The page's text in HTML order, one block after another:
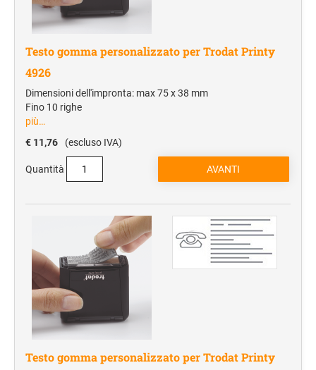
Testo gomma personalizzato per Trodat Printy
4926
Dimensioni dell'impronta: max 75 x 38 mm
Fino 10 righe
più…
€ 11,76
(escluso IVA)
Quantità
Testo gomma personalizzato per Trodat Printy